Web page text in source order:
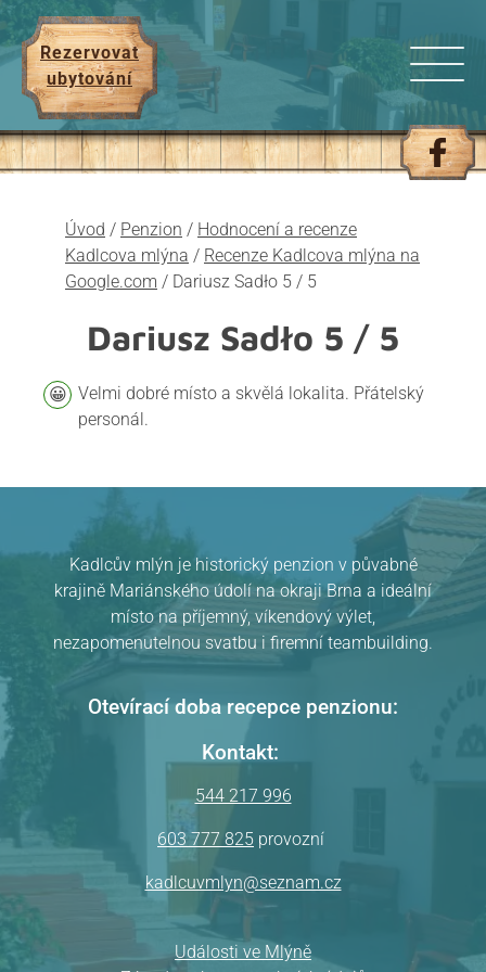
Rezervovat
ubytování
Pension Kadlcův mlýn v Brně hodnocení
Úvod / Penzion / Hodnocení a recenze
Kadlcova mlýna / Recenze Kadlcova mlýna na
Google.com / Dariusz Sadło 5 / 5
Dariusz Sadło 5 / 5
Velmi dobré místo a skvělá lokalita. Přátelský
personál.
Kadlcův mlýn je historický penzion v půvabné
krajině Mariánského údolí na okraji Brna a ideální
místo na příjemný, víkendový výlet,
nezapomenutelnou svatbu i firemní teambuilding.
Otevírací doba recepce penzionu:
Kontakt:
544 217 996
603 777 825 provozní
kadlcuvmlyn@seznam.cz
Události ve Mlýně